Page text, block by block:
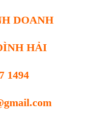
DOANH
HẢI
1494